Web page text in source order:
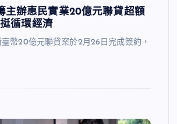
主辦惠民實業20億元聯貸超額
循環經濟
幣20億元聯貸案於2月26日完成簽約，